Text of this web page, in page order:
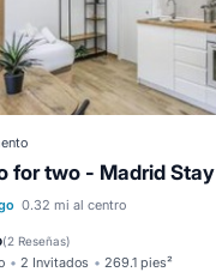
for two - Madrid Stay
0.32 mi al centro
(2 Reseñas)
2 Invitados 269.1 pies²
acondicionado
mascotas